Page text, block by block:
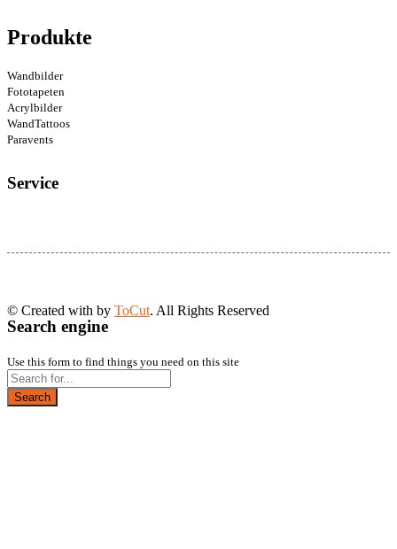
Produkte
Wandbilder
Fototapeten
Acrylbilder
WandTattoos
Paravents
Service
© Created with by ToCut. All Rights Reserved
Search engine
Use this form to find things you need on this site
Search